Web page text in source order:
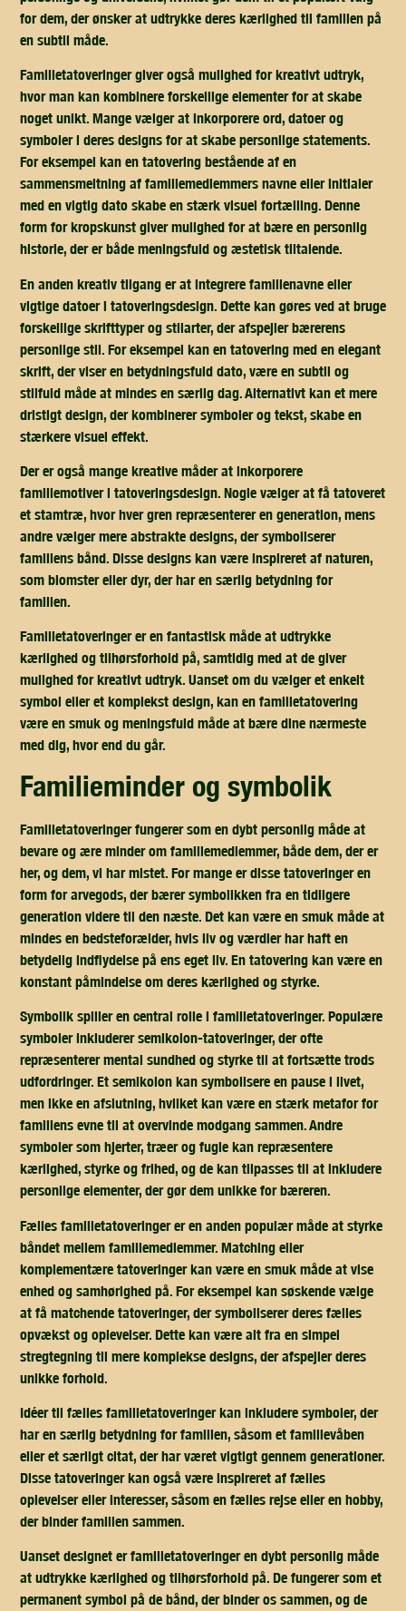
for dem, der ønsker at udtrykke deres kærlighed til familien på
en subtil måde.
Familietatoveringer giver også mulighed for kreativt udtryk,
hvor man kan kombinere forskellige elementer for at skabe
noget unikt. Mange vælger at inkorporere ord, datoer og
symboler i deres designs for at skabe personlige statements.
For eksempel kan en tatovering bestående af en
sammensmeltning af familiemedlemmers navne eller initialer
med en vigtig dato skabe en stærk visuel fortælling. Denne
form for kropskunst giver mulighed for at bære en personlig
historie, der er både meningsfuld og æstetisk tiltalende.
En anden kreativ tilgang er at integrere familienavne eller
vigtige datoer i tatoveringsdesign. Dette kan gøres ved at bruge
forskellige skrifttyper og stilarter, der afspejler bærerens
personlige stil. For eksempel kan en tatovering med en elegant
skrift, der viser en betydningsfuld dato, være en subtil og
stilfuld måde at mindes en særlig dag. Alternativt kan et mere
dristigt design, der kombinerer symboler og tekst, skabe en
stærkere visuel effekt.
Der er også mange kreative måder at inkorporere
familiemotiver i tatoveringsdesign. Nogle vælger at få tatoveret
et stamtræ, hvor hver gren repræsenterer en generation, mens
andre vælger mere abstrakte designs, der symboliserer
familiens bånd. Disse designs kan være inspireret af naturen,
som blomster eller dyr, der har en særlig betydning for
familien.
Familietatoveringer er en fantastisk måde at udtrykke
kærlighed og tilhørsforhold på, samtidig med at de giver
mulighed for kreativt udtryk. Uanset om du vælger et enkelt
symbol eller et komplekst design, kan en familietatovering
være en smuk og meningsfuld måde at bære dine nærmeste
med dig, hvor end du går.
familieminder og symbolik
Familietatoveringer fungerer som en dybt personlig måde at
bevare og ære minder om familiemedlemmer, både dem, der er
her, og dem, vi har mistet. For mange er disse tatoveringer en
form for arvegods, der bærer symbolikken fra en tidligere
generation videre til den næste. Det kan være en smuk måde at
mindes en bedsteforælder, hvis liv og værdier har haft en
betydelig indflydelse på ens eget liv. En tatovering kan være en
konstant påmindelse om deres kærlighed og styrke.
Symbolik spiller en central rolle i familietatoveringer. Populære
symboler inkluderer semikolon-tatoveringer, der ofte
repræsenterer mental sundhed og styrke til at fortsætte trods
udfordringer. Et semikolon kan symbolisere en pause i livet,
men ikke en afslutning, hvilket kan være en stærk metafor for
familiens evne til at overvinde modgang sammen. Andre
symboler som hjerter, træer og fugle kan repræsentere
kærlighed, styrke og frihed, og de kan tilpasses til at inkludere
personlige elementer, der gør dem unikke for bæreren.
Fælles familietatoveringer er en anden populær måde at styrke
båndet mellem familiemedlemmer. Matching eller
komplementære tatoveringer kan være en smuk måde at vise
enhed og samhørighed på. For eksempel kan søskende vælge
at få matchende tatoveringer, der symboliserer deres fælles
opvækst og oplevelser. Dette kan være alt fra en simpel
stregtegning til mere komplekse designs, der afspejler deres
unikke forhold.
Idéer til fælles familietatoveringer kan inkludere symboler, der
har en særlig betydning for familien, såsom et familievåben
eller et særligt citat, der har været vigtigt gennem generationer.
Disse tatoveringer kan også være inspireret af fælles
oplevelser eller interesser, såsom en fælles rejse eller en hobby,
der binder familien sammen.
Uanset designet er familietatoveringer en dybt personlig måde
at udtrykke kærlighed og tilhørsforhold på. De fungerer som et
permanent symbol på de bånd, der binder os sammen, og de